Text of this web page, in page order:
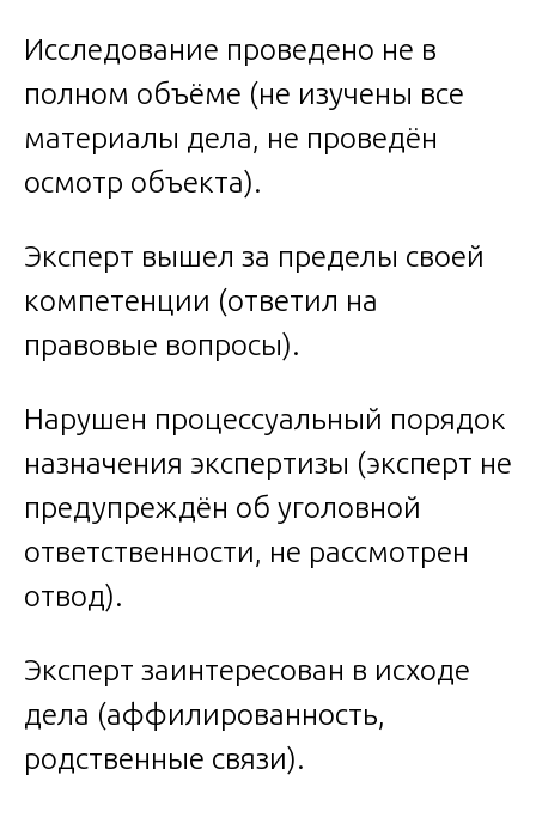
Исследование проведено не в
полном объёме (не изучены все
материалы дела, не проведён
осмотр объекта).
Эксперт вышел за пределы своей
компетенции (ответил на
правовые вопросы).
Нарушен процессуальный порядок
назначения экспертизы (эксперт не
предупреждён об уголовной
ответственности, не рассмотрен
отвод).
Эксперт заинтересован в исходе
дела (аффилированность,
родственные связи).